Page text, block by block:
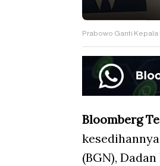
Prabowo Ganti Kepala
Bloomberg
(BGN),